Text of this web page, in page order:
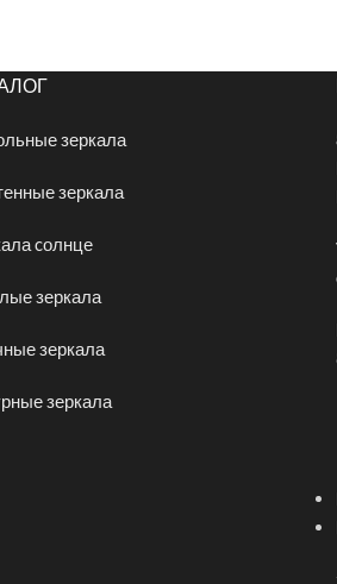
зеркала
зеркала
cолнце
зеркала
зеркала
зеркала